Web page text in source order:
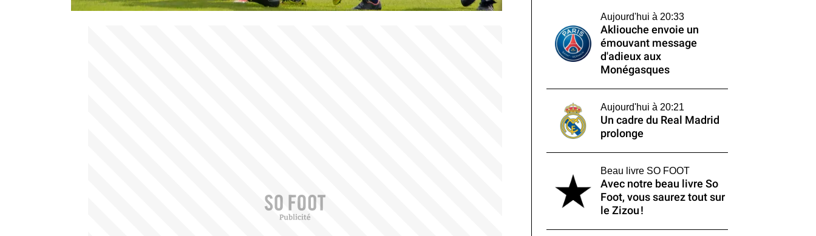
Aujourd'hui à 20:33
Akliouche envoie un
émouvant message
d'adieux aux
Monégasques
Aujourd'hui à 20:21
Un cadre du Real Madrid
prolonge
Beau livre SO FOOT
Avec notre beau livre So
Foot, vous saurez tout sur
le Zizou !